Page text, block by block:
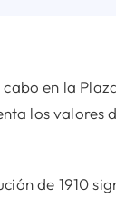
en la
los valores
de 1910